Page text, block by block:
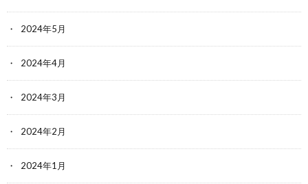
2024年5月
2024年4月
2024年3月
2024年2月
2024年1月